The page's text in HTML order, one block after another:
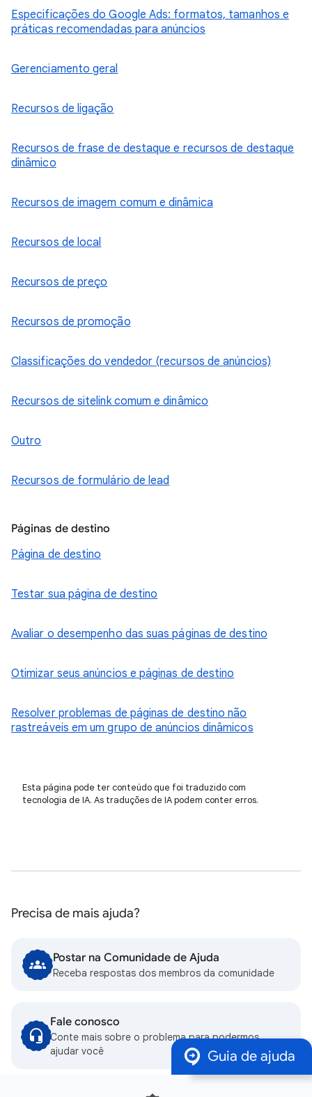
Especificações do Google Ads: formatos, tamanhos e
práticas recomendadas para anúncios
Gerenciamento geral
Recursos de ligação
Recursos de frase de destaque e recursos de destaque
dinâmico
Recursos de imagem comum e dinâmica
Recursos de local
Recursos de preço
Recursos de promoção
Classificações do vendedor (recursos de anúncios)
Recursos de sitelink comum e dinâmico
Outro
Recursos de formulário de lead
Páginas de destino
Página de destino
Testar sua página de destino
Avaliar o desempenho das suas páginas de destino
Otimizar seus anúncios e páginas de destino
Resolver problemas de páginas de destino não
rastreáveis em um grupo de anúncios dinâmicos
Esta página pode ter conteúdo que foi traduzido com
tecnologia de IA. As traduções de IA podem conter erros.
Precisa de mais ajuda?
Postar na Comunidade de Ajuda
Receba respostas dos membros da comunidade
Fale conosco
Conte mais sobre o problema para podermos
ajudar você
Guia de ajuda